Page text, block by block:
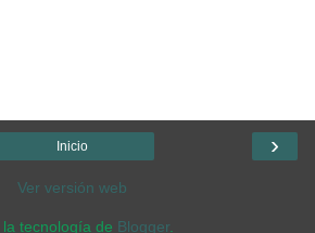
›
Inicio
Ver versión web
la tecnología de Blogger.